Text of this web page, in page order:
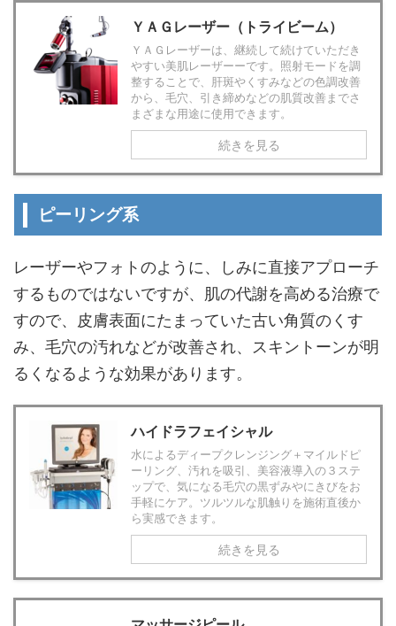
ＹＡＧレーザー（トライビーム）
ＹＡＧレーザーは、継続して続けていただき
やすい美肌レーザーーです。照射モードを調
整することで、肝斑やくすみなどの色調改善
から、毛穴、引き締めなどの肌質改善までさ
まざまな用途に使用できます。
続きを見る
ピーリング系
レーザーやフォトのように、しみに直接アプローチ
するものではないですが、肌の代謝を高める治療で
すので、皮膚表面にたまっていた古い角質のくす
み、毛穴の汚れなどが改善され、スキントーンが明
るくなるような効果があります。
ハイドラフェイシャル
水によるディープクレンジング＋マイルドピ
ーリング、汚れを吸引、美容液導入の３ステ
ップで、気になる毛穴の黒ずみやにきびをお
手軽にケア。ツルツルな肌触りを施術直後か
ら実感できます。
続きを見る